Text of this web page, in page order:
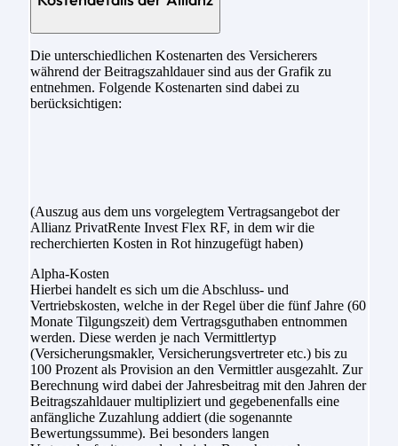
Die unterschiedlichen Kostenarten des Versicherers
während der Beitragszahldauer sind aus der Grafik zu
entnehmen. Folgende Kostenarten sind dabei zu
berücksichtigen:
(Auszug aus dem uns vorgelegtem Vertragsangebot der
Allianz PrivatRente Invest Flex RF, in dem wir die
recherchierten Kosten in Rot hinzugefügt haben)
Alpha-Kosten
Hierbei handelt es sich um die Abschluss- und
Vertriebskosten, welche in der Regel über die fünf Jahre (60
Monate Tilgungszeit) dem Vertragsguthaben entnommen
werden. Diese werden je nach Vermittlertyp
(Versicherungsmakler, Versicherungsvertreter etc.) bis zu
100 Prozent als Provision an den Vermittler ausgezahlt. Zur
Berechnung wird dabei der Jahresbeitrag mit den Jahren der
Beitragszahldauer multipliziert und gegebenenfalls eine
anfängliche Zuzahlung addiert (die sogenannte
Bewertungssumme). Bei besonders langen